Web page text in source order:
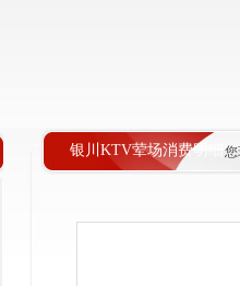
银川KTV荤场消费明细